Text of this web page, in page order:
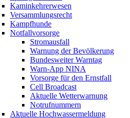
Kaminkehrerwesen
Versammlungsrecht
Kampfhunde
Notfallvorsorge
Stromausfall
Warnung der Bevölkerung
Bundesweiter Warntag
Warn-App NINA
Vorsorge für den Ernstfall
Cell Broadcast
Aktuelle Wetterwarnung
Notrufnummern
Aktuelle Hochwassermeldung